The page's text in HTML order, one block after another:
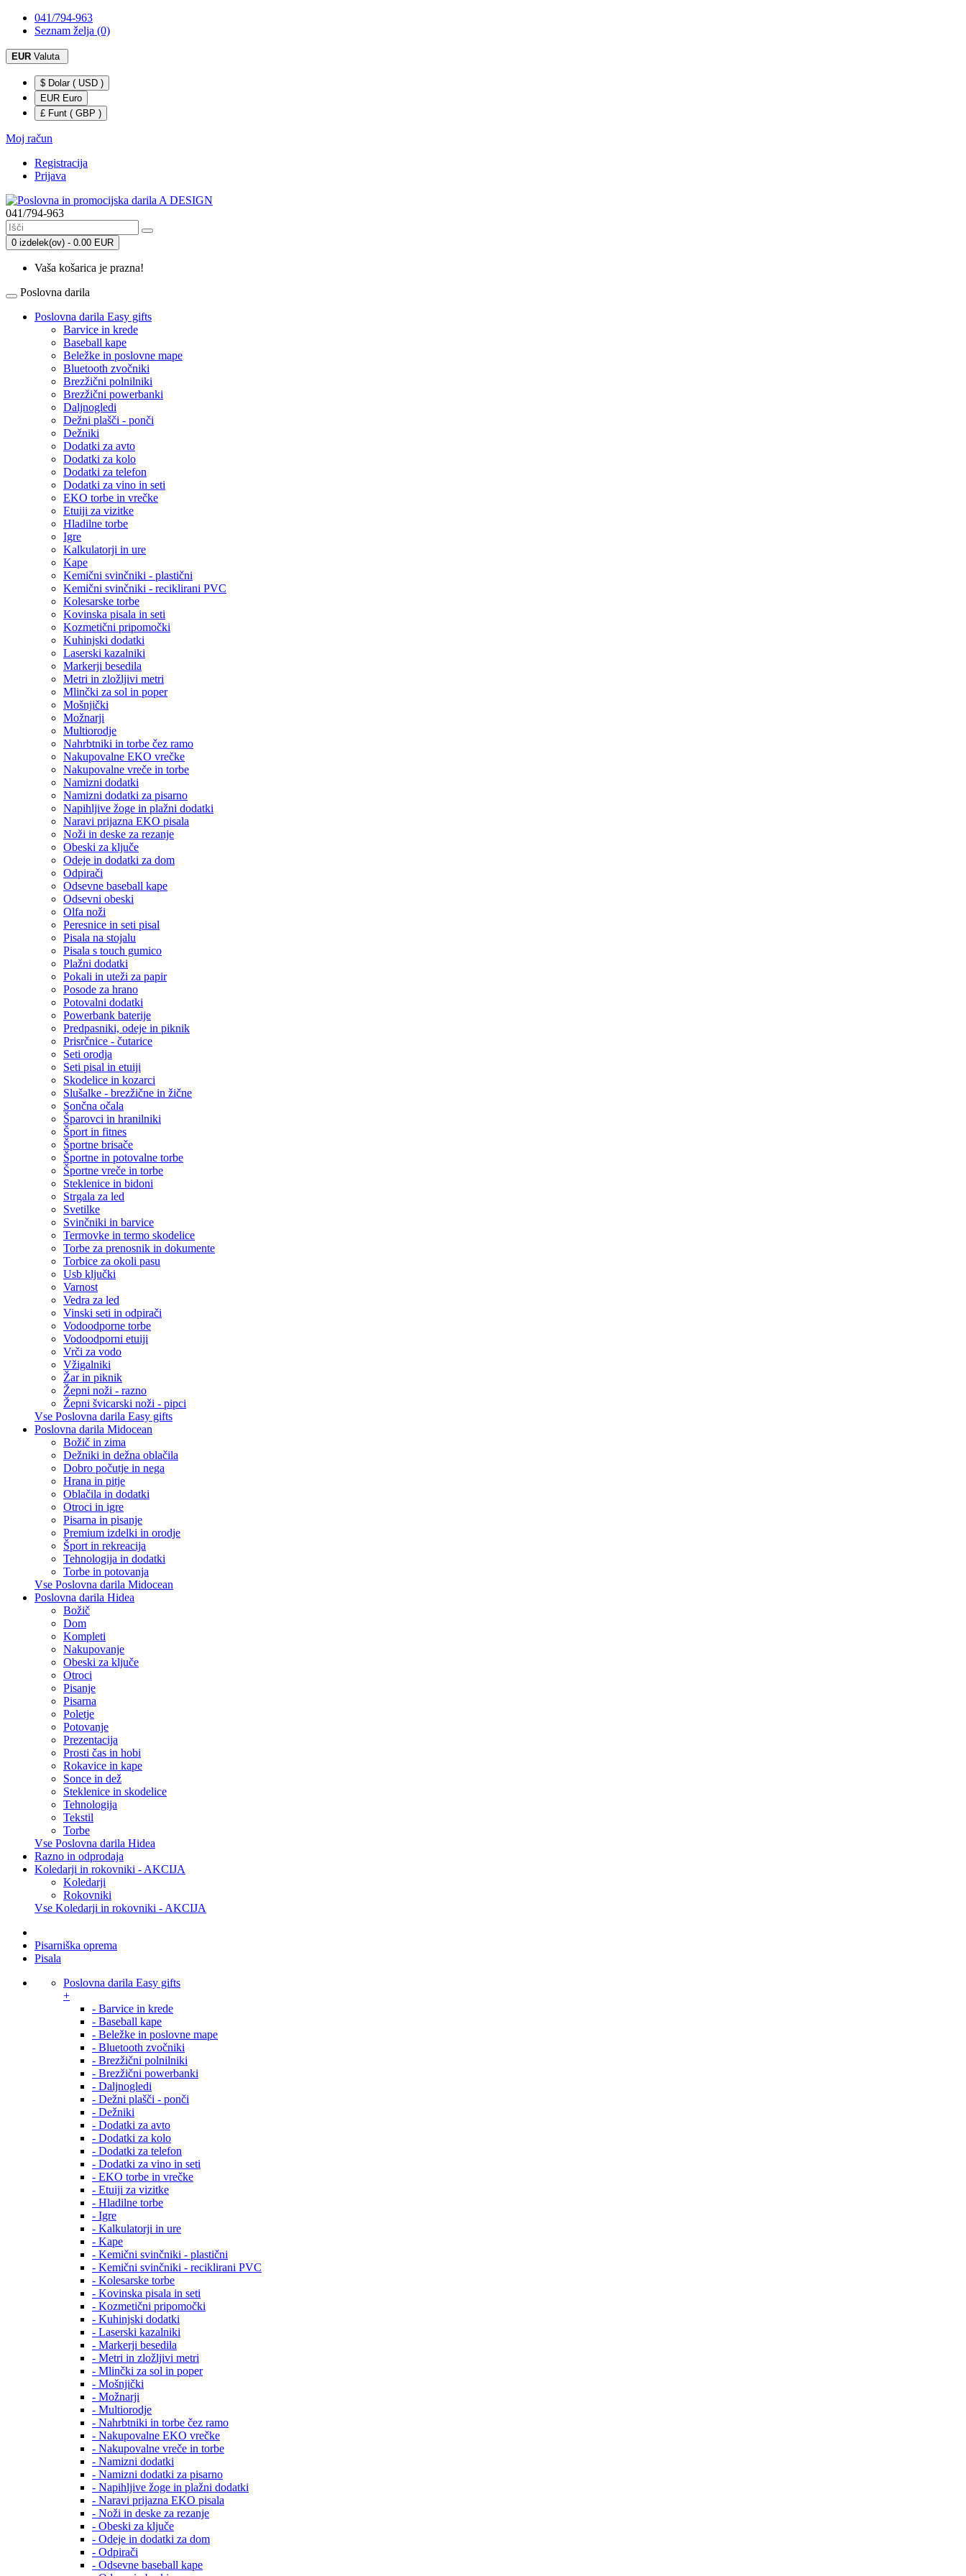
041/794-963
Seznam želja (0)
EUR Valuta
$ Dolar ( USD )
EUR Euro
£ Funt ( GBP )
Moj račun
Registracija
Prijava
041/794-963
0 izdelek(ov) - 0.00 EUR
Vaša košarica je prazna!
Poslovna darila
Poslovna darila Easy gifts
Barvice in krede
Baseball kape
Beležke in poslovne mape
Bluetooth zvočniki
Brezžični polnilniki
Brezžični powerbanki
Daljnogledi
Dežni plašči - ponči
Dežniki
Dodatki za avto
Dodatki za kolo
Dodatki za telefon
Dodatki za vino in seti
EKO torbe in vrečke
Etuiji za vizitke
Hladilne torbe
Igre
Kalkulatorji in ure
Kape
Kemični svinčniki - plastični
Kemični svinčniki - reciklirani PVC
Kolesarske torbe
Kovinska pisala in seti
Kozmetični pripomočki
Kuhinjski dodatki
Laserski kazalniki
Markerji besedila
Metri in zložljivi metri
Mlinčki za sol in poper
Mošnjički
Možnarji
Multiorodje
Nahrbtniki in torbe čez ramo
Nakupovalne EKO vrečke
Nakupovalne vreče in torbe
Namizni dodatki
Namizni dodatki za pisarno
Napihljive žoge in plažni dodatki
Naravi prijazna EKO pisala
Noži in deske za rezanje
Obeski za ključe
Odeje in dodatki za dom
Odpirači
Odsevne baseball kape
Odsevni obeski
Olfa noži
Peresnice in seti pisal
Pisala na stojalu
Pisala s touch gumico
Plažni dodatki
Pokali in uteži za papir
Posode za hrano
Potovalni dodatki
Powerbank baterije
Predpasniki, odeje in piknik
Prisrčnice - čutarice
Seti orodja
Seti pisal in etuiji
Skodelice in kozarci
Slušalke - brezžične in žične
Sončna očala
Šparovci in hranilniki
Šport in fitnes
Športne brisače
Športne in potovalne torbe
Športne vreče in torbe
Steklenice in bidoni
Strgala za led
Svetilke
Svinčniki in barvice
Termovke in termo skodelice
Torbe za prenosnik in dokumente
Torbice za okoli pasu
Usb ključki
Varnost
Vedra za led
Vinski seti in odpirači
Vodoodporne torbe
Vodoodporni etuiji
Vrči za vodo
Vžigalniki
Žar in piknik
Žepni noži - razno
Žepni švicarski noži - pipci
Vse Poslovna darila Easy gifts
Poslovna darila Midocean
Božič in zima
Dežniki in dežna oblačila
Dobro počutje in nega
Hrana in pitje
Oblačila in dodatki
Otroci in igre
Pisarna in pisanje
Premium izdelki in orodje
Šport in rekreacija
Tehnologija in dodatki
Torbe in potovanja
Vse Poslovna darila Midocean
Poslovna darila Hidea
Božič
Dom
Kompleti
Nakupovanje
Obeski za ključe
Otroci
Pisanje
Pisarna
Poletje
Potovanje
Prezentacija
Prosti čas in hobi
Rokavice in kape
Sonce in dež
Steklenice in skodelice
Tehnologija
Tekstil
Torbe
Vse Poslovna darila Hidea
Razno in odprodaja
Koledarji in rokovniki - AKCIJA
Koledarji
Rokovniki
Vse Koledarji in rokovniki - AKCIJA
Pisarniška oprema
Pisala
Poslovna darila Easy gifts
+
- Barvice in krede
- Baseball kape
- Beležke in poslovne mape
- Bluetooth zvočniki
- Brezžični polnilniki
- Brezžični powerbanki
- Daljnogledi
- Dežni plašči - ponči
- Dežniki
- Dodatki za avto
- Dodatki za kolo
- Dodatki za telefon
- Dodatki za vino in seti
- EKO torbe in vrečke
- Etuiji za vizitke
- Hladilne torbe
- Igre
- Kalkulatorji in ure
- Kape
- Kemični svinčniki - plastični
- Kemični svinčniki - reciklirani PVC
- Kolesarske torbe
- Kovinska pisala in seti
- Kozmetični pripomočki
- Kuhinjski dodatki
- Laserski kazalniki
- Markerji besedila
- Metri in zložljivi metri
- Mlinčki za sol in poper
- Mošnjički
- Možnarji
- Multiorodje
- Nahrbtniki in torbe čez ramo
- Nakupovalne EKO vrečke
- Nakupovalne vreče in torbe
- Namizni dodatki
- Namizni dodatki za pisarno
- Napihljive žoge in plažni dodatki
- Naravi prijazna EKO pisala
- Noži in deske za rezanje
- Obeski za ključe
- Odeje in dodatki za dom
- Odpirači
- Odsevne baseball kape